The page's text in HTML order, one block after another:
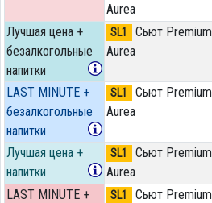
Aurea
Лучшая цена +
безалкогольные
напитки
SL1
Сьют Premium
Aurea
LAST MINUTE +
безалкогольные
напитки
SL1
Сьют Premium
Aurea
Лучшая цена +
напитки
SL1
Сьют Premium
Aurea
LAST MINUTE +
SL1
Сьют Premium